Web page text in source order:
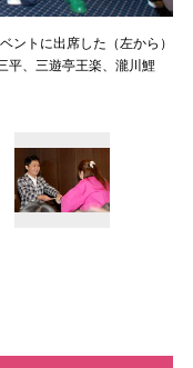
ントに出席した（左から）
平、三遊亭王楽、瀧川鯉